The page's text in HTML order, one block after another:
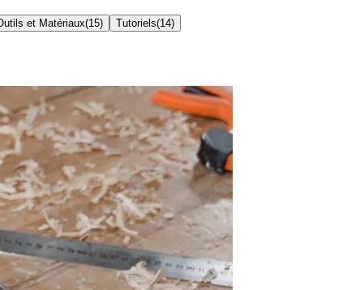
et Matériaux(15) Tutoriels(14)